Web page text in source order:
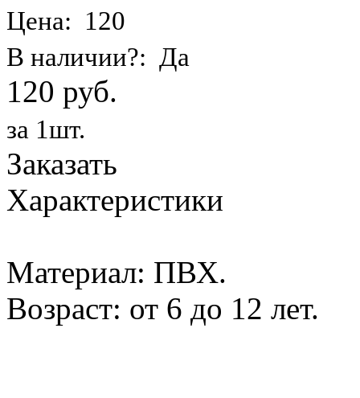
Цена: 120
В наличии?: Да
120 руб.
за 1шт.
Заказать
Характеристики
Материал: ПВХ.
Возраст: от 6 до 12 лет.